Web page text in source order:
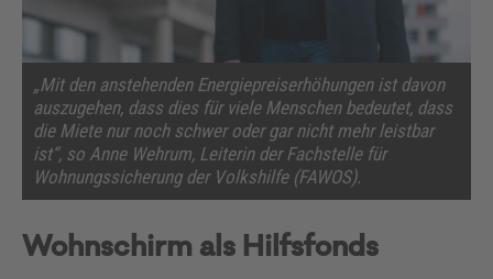
„Mit den anstehenden Energiepreiserhöhungen ist davon
auszugehen, dass dies für viele Menschen bedeutet, dass
die Miete nur noch schwer oder gar nicht mehr leistbar
ist“, so Anne Wehrum, Leiterin der Fachstelle für
Wohnungssicherung der Volkshilfe (FAWOS).
Wohnschirm als Hilfsfonds